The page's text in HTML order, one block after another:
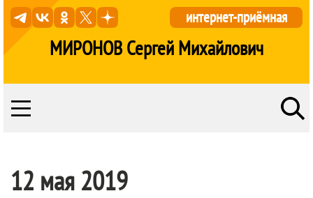
МИРОНОВ Сергей Михайлович
интернет-приёмная
12 мая 2019